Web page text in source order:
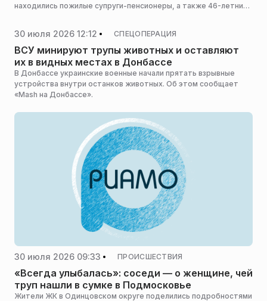
находились пожилые супруги-пенсионеры, а также 46-летний
30 июля 2026 12:12 СПЕЦОПЕРАЦИЯ
ВСУ минируют трупы животных и оставляют
их в видных местах в Донбассе
В Донбассе украинские военные начали прятать взрывные
устройства внутри останков животных. Об этом сообщает
«Mash на Донбассе».
30 июля 2026 09:33 ПРОИСШЕСТВИЯ
«Всегда улыбалась»: соседи — о женщине, чей
труп нашли в сумке в Подмосковье
Жители ЖК в Одинцовском округе поделились подробностями